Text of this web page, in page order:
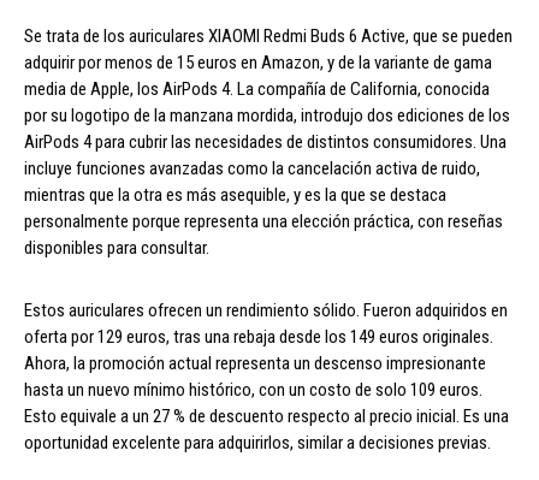
Se trata de los auriculares XIAOMI Redmi Buds 6 Active, que se pueden
adquirir por menos de 15 euros en Amazon, y de la variante de gama
media de Apple, los AirPods 4. La compañía de California, conocida
por su logotipo de la manzana mordida, introdujo dos ediciones de los
AirPods 4 para cubrir las necesidades de distintos consumidores. Una
incluye funciones avanzadas como la cancelación activa de ruido,
mientras que la otra es más asequible, y es la que se destaca
personalmente porque representa una elección práctica, con reseñas
disponibles para consultar.
Estos auriculares ofrecen un rendimiento sólido. Fueron adquiridos en
oferta por 129 euros, tras una rebaja desde los 149 euros originales.
Ahora, la promoción actual representa un descenso impresionante
hasta un nuevo mínimo histórico, con un costo de solo 109 euros.
Esto equivale a un 27 % de descuento respecto al precio inicial. Es una
oportunidad excelente para adquirirlos, similar a decisiones previas.